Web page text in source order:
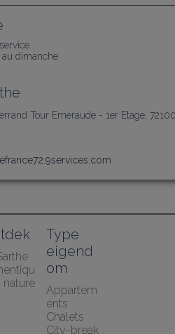
:
dimanche
Tour Emeraude - 1er Etage,
nature
Type
eigend
om
Appartem
ents
Chalets
City-break